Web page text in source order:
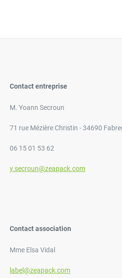
240
Contact entreprise
M. Yoann Secroun
71 rue Mézière Christin - 34690
06 15 01 53 62
y.secroun@zeapack.com
Contact association
Mme Elsa Vidal
label@zeapack.com